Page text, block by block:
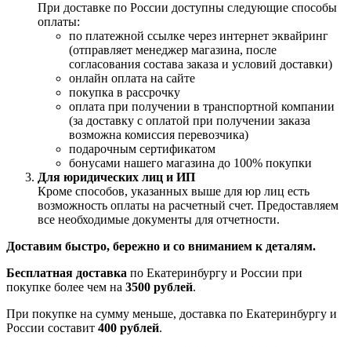
При доставке по России доступны следующие способы
оплаты:
по платежной ссылке через интернет эквайринг
(отправляет менеджер магазина, после
согласования состава заказа и условий доставки)
онлайн оплата на сайте
покупка в рассрочку
оплата при получении в транспортной компании
(за доставку с оплатой при получении заказа
возможна комиссия перевозчика)
подарочным сертификатом
бонусами нашего магазина до 100% покупки
Для юридических лиц и ИП
Кроме способов, указанных выше для юр лиц есть
возможность оплаты на расчетный счет. Предоставляем
все необходимые документы для отчетности.
Доставим быстро, бережно и со вниманием к деталям.
Бесплатная доставка по Екатеринбургу и России при
покупке более чем на 3500 рублей.
При покупке на сумму меньше, доставка по Екатеринбургу и
России составит 400 рублей.